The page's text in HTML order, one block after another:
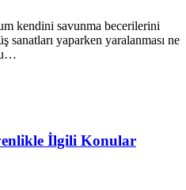
kendini savunma becerilerini
yaparken yaralanması ne
İlgili Konular